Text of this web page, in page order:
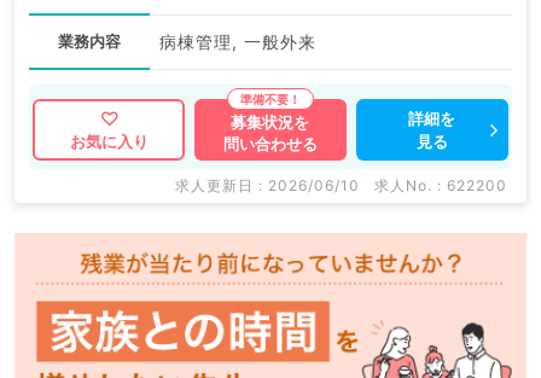
業務内容 病棟管理, 一般外来
お気に入り
募集状況を
問い合わせる
詳細を
見る
求人更新日 : 2026/06/10 求人No. : 622200